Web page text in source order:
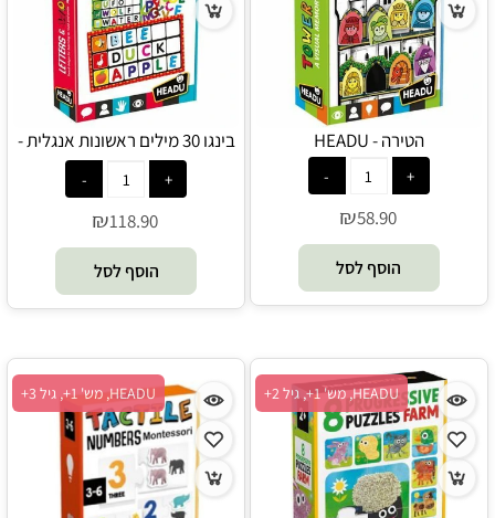
הטירה - HEADU
₪58.90
הוסף לסל
בינגו 30 מילים ראשונות אנגלית -
HEADU
₪118.90
הוסף לסל
HEADU, מש' 1+, גיל 2+ HEADU, מש' 1+, גיל 3+